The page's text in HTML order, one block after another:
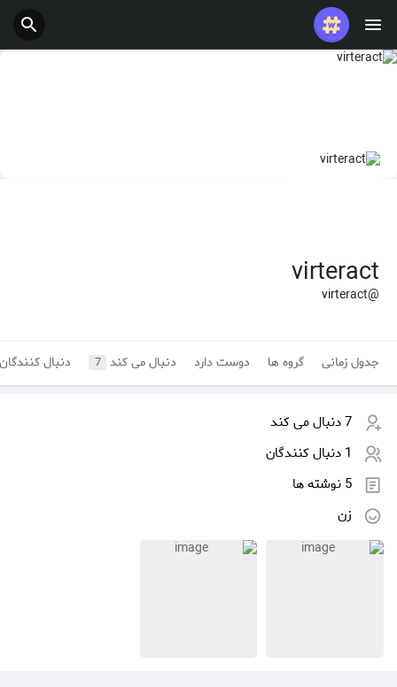
virteract
@virteract
جدول زمانی گروه ها دوست دارد دنبال می کند 7 دنبال
7 دنبال می کند
1 دنبال کنندگان
5 نوشته ها
زن